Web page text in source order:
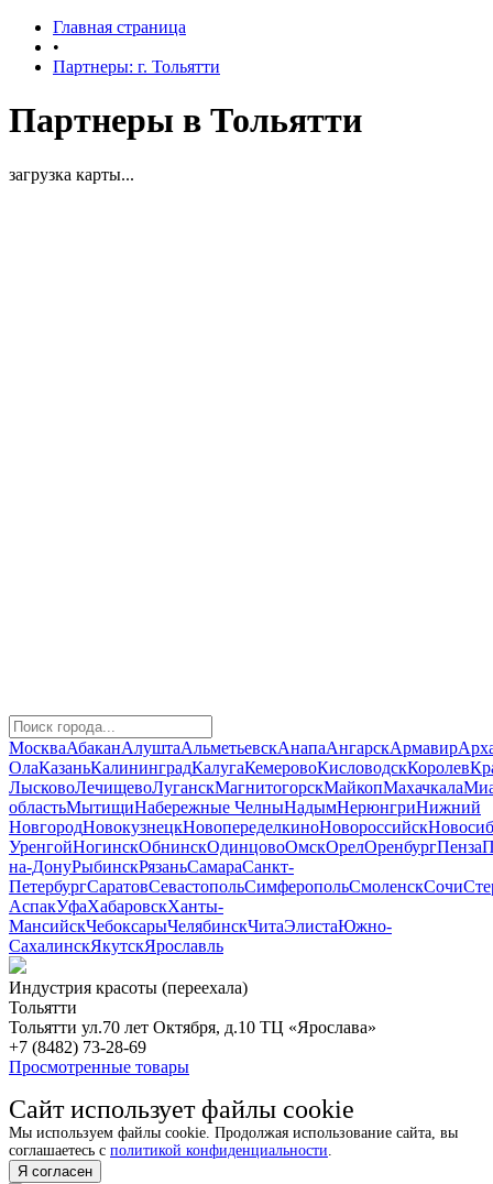
Главная страница
•
Партнеры: г. Тольятти
Партнеры в Тольятти
загрузка карты...
МоскваАбаканАлуштаАльметьевскАнапаАнгарскАрмавир
ОлаКазаньКалининградКалугаКемеровоКисловодскКоролев
ЛысковоЛечищевоЛуганскМагнитогорскМайкопМахачкала
областьМытищиНабережные ЧелныНадымНерюнгриНижний
НовгородНовокузнецкНовопеределкиноНовороссийск
УренгойНогинскОбнинскОдинцовоОмскОрелОренбургПенза
на-ДонуРыбинскРязаньСамараСанкт-
ПетербургСаратовСевастопольСимферопольСмоленскСочи
АспакУфаХабаровскХанты-
МансийскЧебоксарыЧелябинскЧитаЭлистаЮжно-
СахалинскЯкутскЯрославль
Индустрия красоты (переехала)
Тольятти
Тольятти ул.70 лет Октября, д.10 ТЦ «Ярослава»
+7 (8482) 73-28-69
Просмотренные товары
Сайт использует файлы cookie
Мы используем файлы cookie. Продолжая использование сайта, вы
соглашаетесь с политикой конфиденциальности
Я согласен